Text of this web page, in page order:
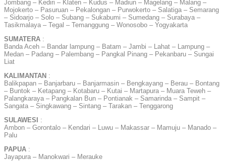
Jombang – Kediri – Klaten – Kudus – Madiun – Magelang – Malang –
Mojokerto – Pasuruan – Pekalongan – Purwokerto – Salatiga – Semarang
– Sidoarjo – Solo – Subang – Sukabumi – Sumedang – Surabaya –
Tasikmalaya – Tegal – Temanggung – Wonosobo – Yogyakarta
SUMATERA :
Banda Aceh – Bandar lampung – Batam – Jambi – Lahat – Lampung –
Medan – Padang – Palembang – Pangkal Pinang – Pekanbaru – Sungai
Liat
KALIMANTAN :
Balikpapan – Banjarbaru – Banjarmasin – Bengkayang – Berau – Bontang
– Buntok – Ketapang – Kotabaru – Kutai – Martapura – Muara Teweh –
Palangkaraya – Pangkalan Bun – Pontianak – Samarinda – Sampit –
Sangata – Singkawang – Sintang – Tarakan – Tenggarong
SULAWESI :
Ambon – Gorontalo – Kendari – Luwu – Makassar – Mamuju – Manado –
Palu
PAPUA :
Jayapura – Manokwari – Merauke